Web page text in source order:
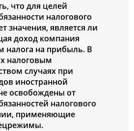
что для целей
налогового
значения, является ли
доход компания
налога на прибыль. В
налоговым
случаях при
иностранной
освобождены от
налогового
применяющие